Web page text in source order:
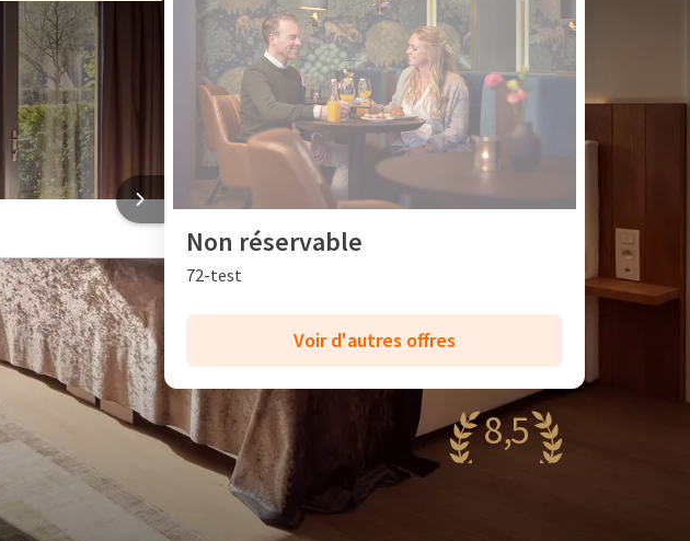
Non réservable
72-test
Voir d'autres offres
8,5
Fantastique
267 reviews